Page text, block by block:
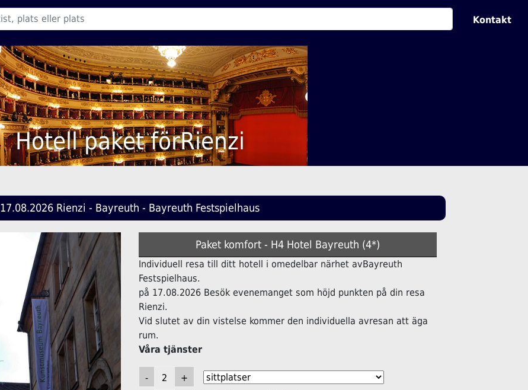
Kontakt
Hotell paket förRienzi
17.08.2026 Rienzi - Bayreuth - Bayreuth Festspielhaus
Paket komfort - H4 Hotel Bayreuth (4*)
Individuell resa till ditt hotell i omedelbar närhet avBayreuth
Festspielhaus.
på 17.08.2026 Besök evenemanget som höjd punkten på din resa
Rienzi.
Vid slutet av din vistelse kommer den individuella avresan att äga
rum.
Våra tjänster